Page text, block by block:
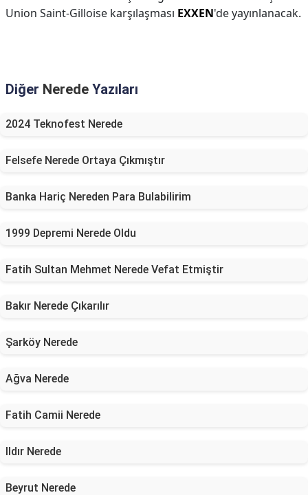
Union Saint-Gilloise karşılaşması EXXEN'de yayınlanacak.
Diğer Nerede Yazıları
2024 Teknofest Nerede
Felsefe Nerede Ortaya Çıkmıştır
Banka Hariç Nereden Para Bulabilirim
1999 Depremi Nerede Oldu
Fatih Sultan Mehmet Nerede Vefat Etmiştir
Bakır Nerede Çıkarılır
Şarköy Nerede
Ağva Nerede
Fatih Camii Nerede
Ildır Nerede
Beyrut Nerede